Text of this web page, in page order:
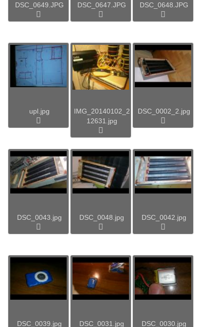
DSC_0649.JPG DSC_0647.JPG DSC_0648.JPG
upl.jpg
IMG_20140102_2
12631.jpg
DSC_0002_2.jpg
DSC_0043.jpg DSC_0048.jpg DSC_0042.jpg
DSC_0039.jpg DSC_0031.jpg DSC_0030.jpg